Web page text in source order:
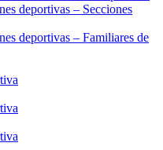
deportivas – Secciones
deportivas – Familiares de